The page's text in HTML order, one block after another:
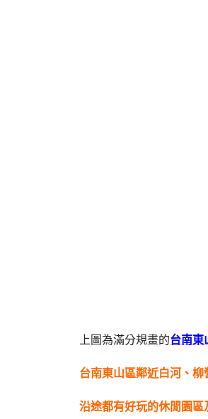
上圖為滿分規畫的台南東
台南東山區鄰近白河、柳
沿途都有好玩的休閒園區